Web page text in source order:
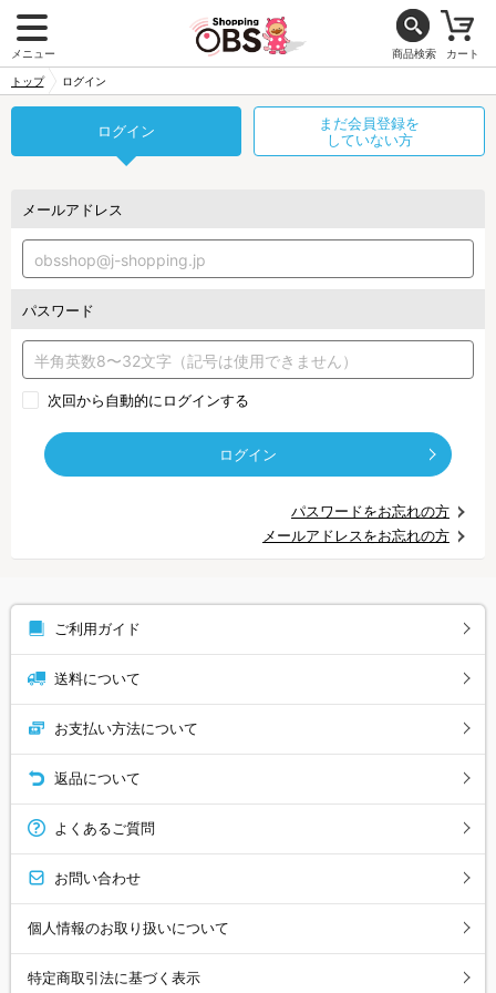
メニュー 商品検索 カート
トップ ログイン
ログイン
まだ会員登録を
していない方
メールアドレス
パスワード
次回から自動的にログインする
ログイン
パスワードをお忘れの方
メールアドレスをお忘れの方
ご利用ガイド
送料について
お支払い方法について
返品について
よくあるご質問
お問い合わせ
個人情報のお取り扱いについて
特定商取引法に基づく表示